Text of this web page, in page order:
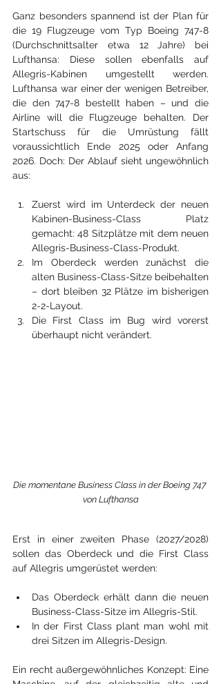
Ganz besonders spannend ist der Plan für
die 19 Flugzeuge vom Typ Boeing 747-8
(Durchschnittsalter etwa 12 Jahre) bei
Lufthansa: Diese sollen ebenfalls auf
Allegris-Kabinen umgestellt werden.
Lufthansa war einer der wenigen Betreiber,
die den 747-8 bestellt haben – und die
Airline will die Flugzeuge behalten. Der
Startschuss für die Umrüstung fällt
voraussichtlich Ende 2025 oder Anfang
2026. Doch: Der Ablauf sieht ungewöhnlich
aus:
Zuerst wird im Unterdeck der neuen
Kabinen-Business-Class Platz
gemacht: 48 Sitzplätze mit dem neuen
Allegris-Business-Class-Produkt.
Im Oberdeck werden zunächst die
alten Business-Class-Sitze beibehalten
– dort bleiben 32 Plätze im bisherigen
2-2-Layout.
Die First Class im Bug wird vorerst
überhaupt nicht verändert.
Die momentane Business Class in der Boeing 747
von Lufthansa
Erst in einer zweiten Phase (2027/2028)
sollen das Oberdeck und die First Class
auf Allegris umgerüstet werden:
Das Oberdeck erhält dann die neuen
Business-Class-Sitze im Allegris-Stil.
In der First Class plant man wohl mit
drei Sitzen im Allegris-Design.
Ein recht außergewöhnliches Konzept: Eine